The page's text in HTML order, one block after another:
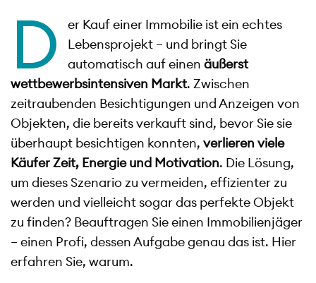
D
er Kauf einer Immobilie ist ein echtes
Lebensprojekt – und bringt Sie
automatisch auf einen äußerst
wettbewerbsintensiven Markt. Zwischen
zeitraubenden Besichtigungen und Anzeigen von
Objekten, die bereits verkauft sind, bevor Sie sie
überhaupt besichtigen konnten,verlieren viele
Käufer Zeit, Energie und Motivation. Die Lösung,
um dieses Szenario zu vermeiden, effizienter zu
werden und vielleicht sogar das perfekte Objekt
zu finden? Beauftragen Sie einen Immobilienjäger
– einen Profi, dessen Aufgabe genau das ist. Hier
erfahren Sie, warum.